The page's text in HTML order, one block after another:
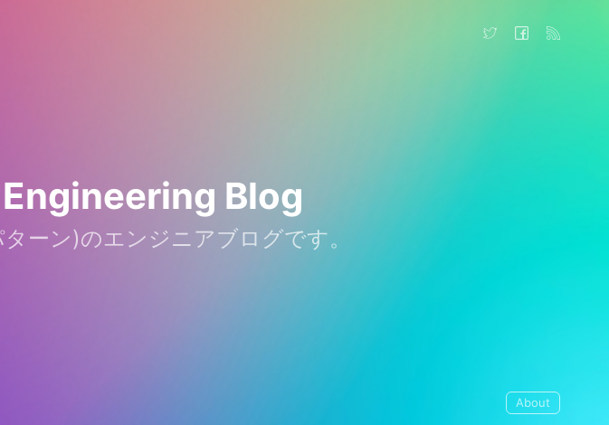
Blog
ーン)のエンジニアブログです。
About